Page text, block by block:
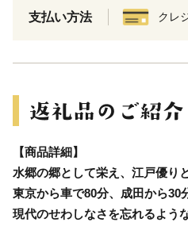
支払い方法 クレ
【商品詳細】
水郷の郷として栄え、江戸優り
東京から車で80分、成田から30
現代のせわしなさを忘れるよう